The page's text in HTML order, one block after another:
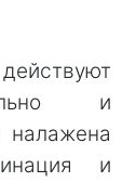
и
налажена
и